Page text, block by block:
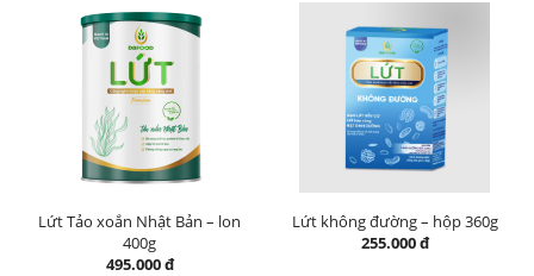
Lứt Tảo xoắn Nhật Bản – lon
400g
495.000 đ
Lứt không đường – hộp 360g
255.000 đ